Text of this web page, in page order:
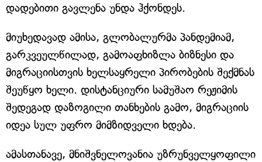
დადებითი გავლენა უნდა ჰქონდეს.
მიუხედავად ამისა, გლობალურმა პანდემიამ,
გარკვეულწილად, გამოაფხიზლა ბიზნესი და
მიგრაციისთვის ხელსაყრელი პირობების შექმნას
შეუწყო ხელი. დისტანციური სამუშაო რეჟიმის
შედეგად დაზოგილი თანხების გამო, მიგრაციის
იდეა სულ უფრო მიმზიდველი ხდება.
ამასთანავე, მნიშვნელოვანია უზრუნველყოფილი